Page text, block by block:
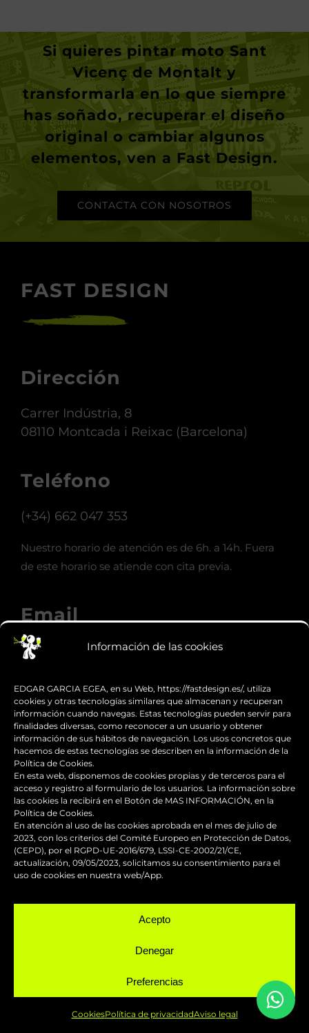
Información de las cookies
EDGAR GARCIA EGEA, en su Web, https://fastdesign.es/, utiliza
cookies y otras tecnologías similares que almacenan y recuperan
información cuando navegas. Estas tecnologías pueden servir para
finalidades diversas, como reconocer a un usuario y obtener
información de sus hábitos de navegación. Los usos concretos que
hacemos de estas tecnologías se describen en la información de la
Política de Cookies.
En esta web, disponemos de cookies propias y de terceros para el
acceso y registro al formulario de los usuarios. La información sobre
las cookies la recibirá en el Botón de MAS INFORMACIÓN, en la
Política de Cookies.
En atención al uso de las cookies aprobada en el mes de julio de
2023, con los criterios del Comité Europeo en Protección de Datos,
(CEPD), por el RGPD-UE-2016/679, LSSI-CE-2002/21/CE,
actualización, 09/05/2023, solicitamos su consentimiento para el
uso de cookies en nuestra web/App.
Acepto
Denegar
Preferencias
CookiesPolítica de privacidadAviso legal
Si quieres pintar moto Sant
Vicenç de Montalt y
transformarla en lo que siempre
has soñado, recuperar el diseño
original o cambiar algunos
elementos, ven a Fast Design.
CONTACTA CON NOSOTROS
FAST DESIGN
Dirección
Carrer Indústria, 8
08110 Montcada i Reixac (Barcelona)
Teléfono
(+34) 662 047 353
Nuestro horario de atención es de 6h. a 14h. Fuera
de este horario se atiende con cita previa.
Email
info@fastdesign.es
Whatsapp
Hablemos
SERVICIOS
Reparación y mantenimiento de
Servicio urgente